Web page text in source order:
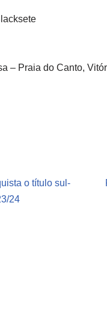
– Praia do Canto,
o título sul-
24